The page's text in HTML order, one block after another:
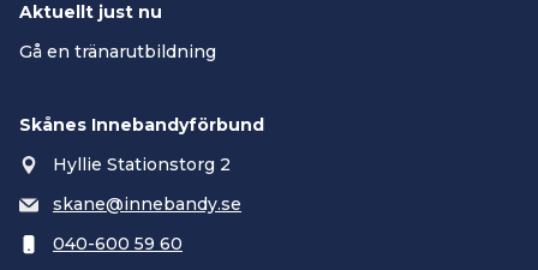
Aktuellt just nu
Gå en tränarutbildning
Skånes Innebandyförbund
Hyllie Stationstorg 2
skane@innebandy.se
040-600 59 60